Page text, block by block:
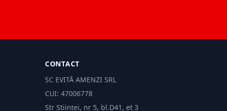
CONTACT
SC EVITĂ AMENZI SRL
CUI: 47006778
Str Științei, nr 5, bl.D41, et 3